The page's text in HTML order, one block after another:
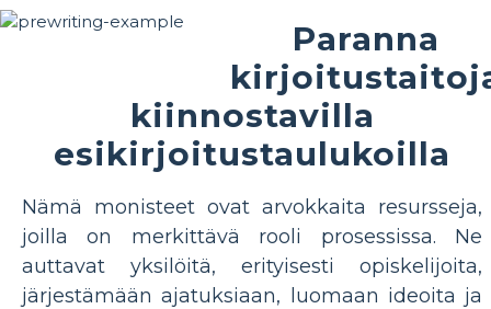
Paranna
kiinnostavilla
esikirjoitustaulukoilla
Nämä monisteet ovat arvokkaita resursseja,
joilla on merkittävä rooli prosessissa. Ne
auttavat yksilöitä, erityisesti opiskelijoita,
järjestämään ajatuksiaan, luomaan ideoita ja